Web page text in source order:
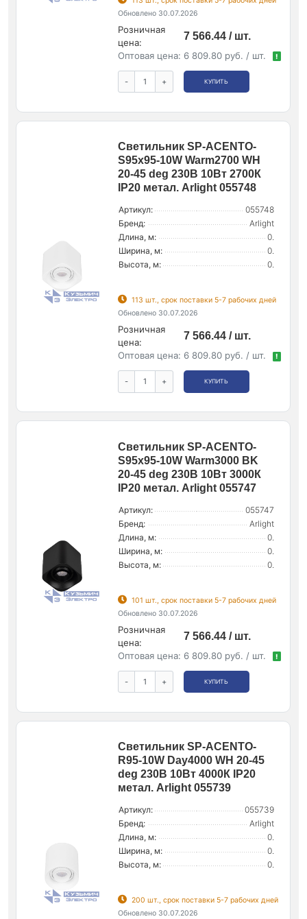
Обновлено 30.07.2026
Розничная
цена:
7 566.44 / шт.
Оптовая цена: 6 809.80 руб. / шт. !
- + КУПИТЬ
Светильник SP-ACENTO-
S95x95-10W Warm2700 WH
20-45 deg 230В 10Вт 2700К
IP20 метал. Arlight 055748
Артикул:
055748
Бренд:
Arlight
Длина, м:
0.
Ширина, м:
0.
Высота, м:
0.
113 шт., срок поставки 5-7 рабочих дней
Обновлено 30.07.2026
Розничная
цена:
7 566.44 / шт.
Оптовая цена: 6 809.80 руб. / шт. !
- + КУПИТЬ
Светильник SP-ACENTO-
S95x95-10W Warm3000 BK
20-45 deg 230В 10Вт 3000К
IP20 метал. Arlight 055747
Артикул:
055747
Бренд:
Arlight
Длина, м:
0.
Ширина, м:
0.
Высота, м:
0.
101 шт., срок поставки 5-7 рабочих дней
Обновлено 30.07.2026
Розничная
цена:
7 566.44 / шт.
Оптовая цена: 6 809.80 руб. / шт. !
- + КУПИТЬ
Светильник SP-ACENTO-
R95-10W Day4000 WH 20-45
deg 230В 10Вт 4000К IP20
метал. Arlight 055739
Артикул:
055739
Бренд:
Arlight
Длина, м:
0.
Ширина, м:
0.
Высота, м:
0.
200 шт., срок поставки 5-7 рабочих дней
Обновлено 30.07.2026